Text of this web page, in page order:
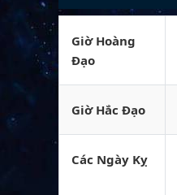
Giờ Hoàng
Đạo
Giờ Hắc Đạo
Các Ngày Kỵ